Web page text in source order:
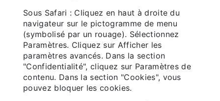
Sous Safari : Cliquez en haut à droite du
navigateur sur le pictogramme de menu
(symbolisé par un rouage). Sélectionnez
Paramètres. Cliquez sur Afficher les
paramètres avancés. Dans la section
"Confidentialité", cliquez sur Paramètres de
contenu. Dans la section "Cookies", vous
pouvez bloquer les cookies.